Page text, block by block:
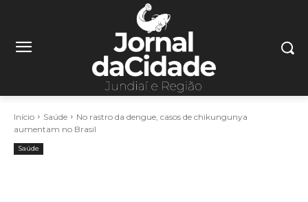
Início Saúde
No rastro da dengue, casos de chikungunya
aumentam no Brasil
Saúde